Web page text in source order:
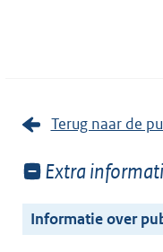
Terug naar de
Toon
van:
Extra
Informatie over